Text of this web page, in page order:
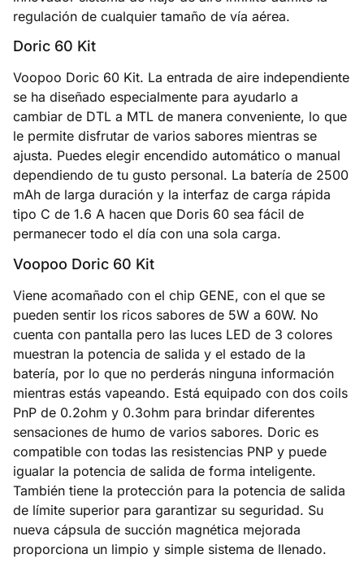
regulación de cualquier tamaño de vía aérea.
Doric 60 Kit
Voopoo Doric 60 Kit. La entrada de aire independiente
se ha diseñado especialmente para ayudarlo a
cambiar de DTL a MTL de manera conveniente, lo que
le permite disfrutar de varios sabores mientras se
ajusta. Puedes elegir encendido automático o manual
dependiendo de tu gusto personal. La batería de 2500
mAh de larga duración y la interfaz de carga rápida
tipo C de 1.6 A hacen que Doris 60 sea fácil de
permanecer todo el día con una sola carga.
Voopoo Doric 60 Kit
Viene acomañado con el chip GENE, con el que se
pueden sentir los ricos sabores de 5W a 60W. No
cuenta con pantalla pero las luces LED de 3 colores
muestran la potencia de salida y el estado de la
batería, por lo que no perderás ninguna información
mientras estás vapeando. Está equipado con dos coils
PnP de 0.2ohm y 0.3ohm para brindar diferentes
sensaciones de humo de varios sabores. Doric es
compatible con todas las resistencias PNP y puede
igualar la potencia de salida de forma inteligente.
También tiene la protección para la potencia de salida
de límite superior para garantizar su seguridad. Su
nueva cápsula de succión magnética mejorada
proporciona un limpio y simple sistema de llenado.